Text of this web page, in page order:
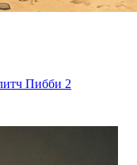
Пибби 2